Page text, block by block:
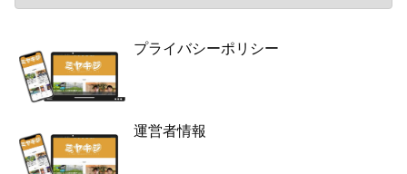
プライバシーポリシー
運営者情報